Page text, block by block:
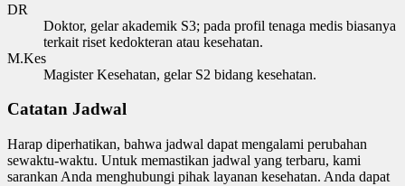
DR
Doktor, gelar akademik S3; pada profil tenaga medis biasanya
terkait riset kedokteran atau kesehatan.
M.Kes
Magister Kesehatan, gelar S2 bidang kesehatan.
Catatan Jadwal
Harap diperhatikan, bahwa jadwal dapat mengalami perubahan
sewaktu-waktu. Untuk memastikan jadwal yang terbaru, kami
sarankan Anda menghubungi pihak layanan kesehatan. Anda dapat